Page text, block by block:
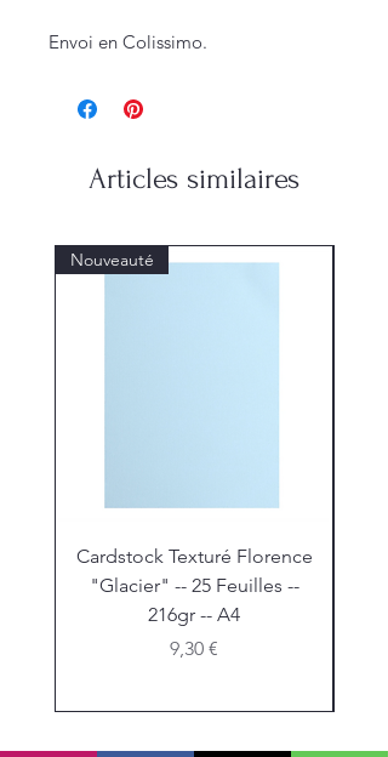
Envoi en Colissimo.
Articles similaires
Nouveauté
Cardstock Texturé Florence
"Glacier" -- 25 Feuilles --
216gr -- A4
Prix
9,30 €